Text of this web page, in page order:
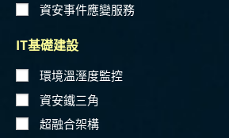
資安事件應變服務
IT基礎建設
環境溫溼度監控
資安鐵三角
超融合架構